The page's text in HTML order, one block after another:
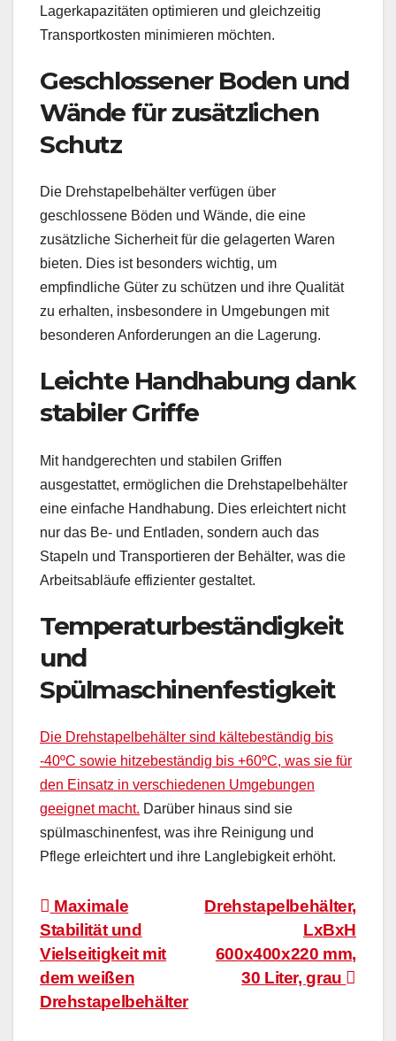
Lagerkapazitäten optimieren und gleichzeitig
Transportkosten minimieren möchten.
Geschlossener Boden und
Wände für zusätzlichen
Schutz
Die Drehstapelbehälter verfügen über
geschlossene Böden und Wände, die eine
zusätzliche Sicherheit für die gelagerten Waren
bieten. Dies ist besonders wichtig, um
empfindliche Güter zu schützen und ihre Qualität
zu erhalten, insbesondere in Umgebungen mit
besonderen Anforderungen an die Lagerung.
Leichte Handhabung dank
stabiler Griffe
Mit handgerechten und stabilen Griffen
ausgestattet, ermöglichen die Drehstapelbehälter
eine einfache Handhabung. Dies erleichtert nicht
nur das Be- und Entladen, sondern auch das
Stapeln und Transportieren der Behälter, was die
Arbeitsabläufe effizienter gestaltet.
Temperaturbeständigkeit
und
Spülmaschinenfestigkeit
Die Drehstapelbehälter sind kältebeständig bis
-40ºC sowie hitzebeständig bis +60ºC, was sie für
den Einsatz in verschiedenen Umgebungen
geeignet macht. Darüber hinaus sind sie
spülmaschinenfest, was ihre Reinigung und
Pflege erleichtert und ihre Langlebigkeit erhöht.
Beitragsnavigation
Drehstapelbehälter,
LxBxH
600x400x220 mm,
30 Liter, grau
Maximale
Stabilität und
Vielseitigkeit mit
dem weißen
Drehstapelbehälter